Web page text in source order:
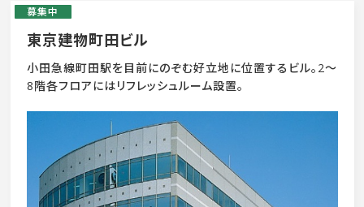
募集中
東京建物町田ビル
小田急線町田駅を目前にのぞむ好立地に位置するビル。2～
8階各フロアにはリフレッシュルーム設置。